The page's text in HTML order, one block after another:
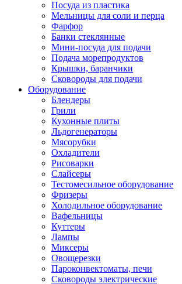
Посуда из пластика
Мельницы для соли и перца
Фарфор
Банки стеклянные
Мини-посуда для подачи
Подача морепродуктов
Крышки, баранчики
Сковороды для подачи
Оборудование
Блендеры
Грили
Кухонные плиты
Льдогенераторы
Мясорубки
Охладители
Рисоварки
Слайсеры
Тестомесильное оборудование
Фризеры
Холодильное оборудование
Вафельницы
Куттеры
Лампы
Миксеры
Овощерезки
Пароконвектоматы, печи
Сковороды электрические